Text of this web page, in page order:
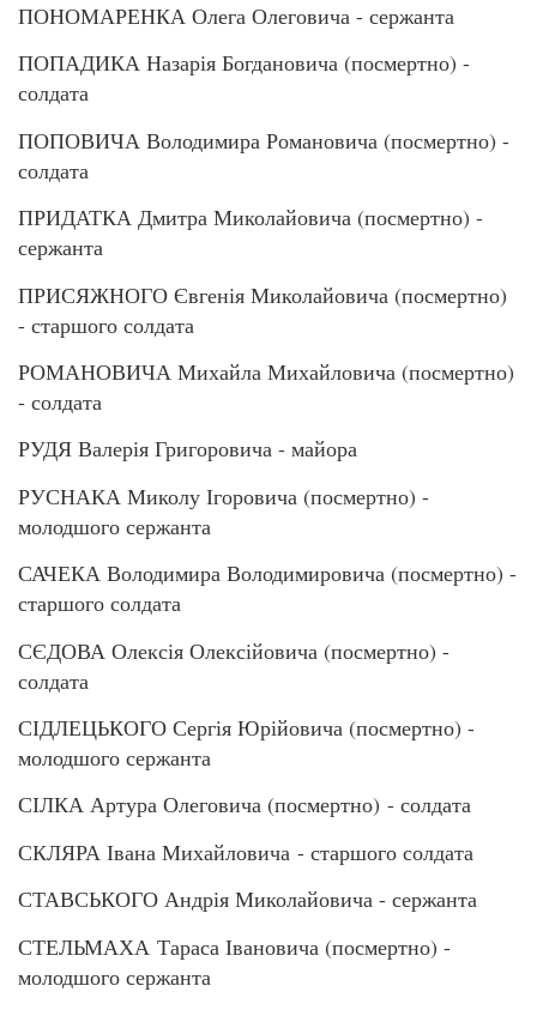
ПОНОМАРЕНКА Олега Олеговича - сержанта
ПОПАДИКА Назарія Богдановича (посмертно) -
солдата
ПОПОВИЧА Володимира Романовича (посмертно) -
солдата
ПРИДАТКА Дмитра Миколайовича (посмертно) -
сержанта
ПРИСЯЖНОГО Євгенія Миколайовича (посмертно)
- старшого солдата
РОМАНОВИЧА Михайла Михайловича (посмертно)
- солдата
РУДЯ Валерія Григоровича - майора
РУСНАКА Миколу Ігоровича (посмертно) -
молодшого сержанта
САЧЕКА Володимира Володимировича (посмертно) -
старшого солдата
СЄДОВА Олексія Олексійовича (посмертно) -
солдата
СІДЛЕЦЬКОГО Сергія Юрійовича (посмертно) -
молодшого сержанта
СІЛКА Артура Олеговича (посмертно) - солдата
СКЛЯРА Івана Михайловича - старшого солдата
СТАВСЬКОГО Андрія Миколайовича - сержанта
СТЕЛЬМАХА Тараса Івановича (посмертно) -
молодшого сержанта